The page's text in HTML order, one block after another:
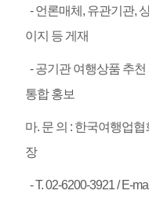
- 언론매체, 유관기관,
이지 등 게재
- 공기관 여행상품 추천
통합 홍보
마. 문 의 : 한국여행업
장
- T. 02-6200-3921 / E-